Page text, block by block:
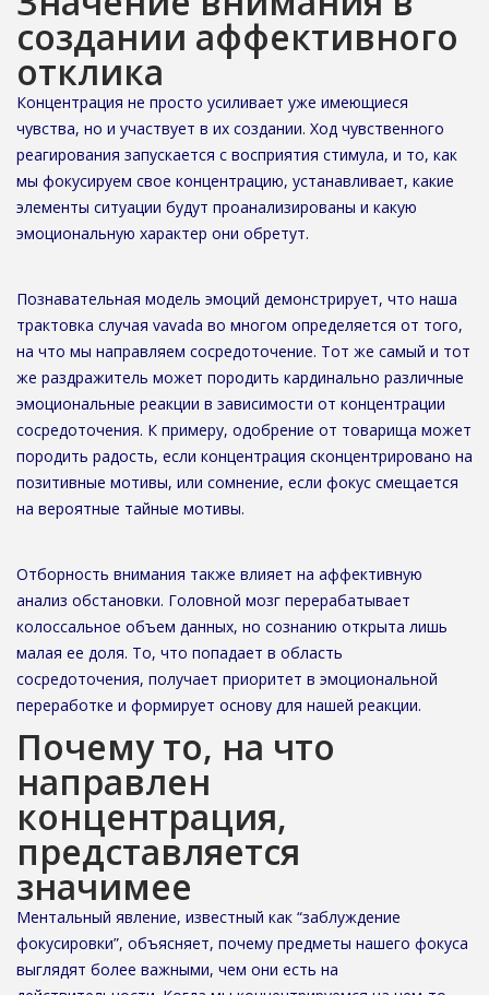
создании аффективного
отклика
Концентрация не просто усиливает уже имеющиеся
чувства, но и участвует в их создании. Ход чувственного
реагирования запускается с восприятия стимула, и то, как
мы фокусируем свое концентрацию, устанавливает, какие
элементы ситуации будут проанализированы и какую
эмоциональную характер они обретут.
Познавательная модель эмоций демонстрирует, что наша
трактовка случая vavada во многом определяется от того,
на что мы направляем сосредоточение. Тот же самый и тот
же раздражитель может породить кардинально различные
эмоциональные реакции в зависимости от концентрации
сосредоточения. К примеру, одобрение от товарища может
породить радость, если концентрация сконцентрировано на
позитивные мотивы, или сомнение, если фокус смещается
на вероятные тайные мотивы.
Отборность внимания также влияет на аффективную
анализ обстановки. Головной мозг перерабатывает
колоссальное объем данных, но сознанию открыта лишь
малая ее доля. То, что попадает в область
сосредоточения, получает приоритет в эмоциональной
переработке и формирует основу для нашей реакции.
Почему то, на что
направлен
концентрация,
представляется
значимее
Ментальный явление, известный как “заблуждение
фокусировки”, объясняет, почему предметы нашего фокуса
выглядят более важными, чем они есть на